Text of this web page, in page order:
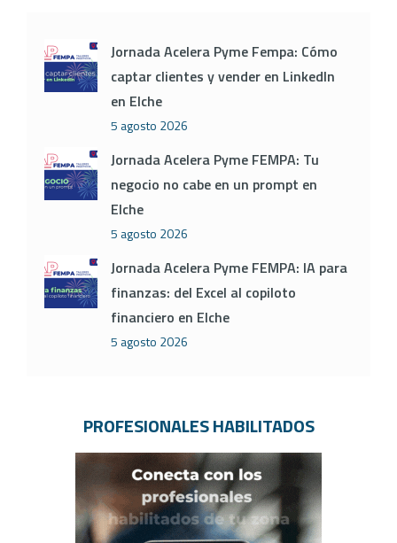
Jornada Acelera Pyme Fempa: Cómo
captar clientes y vender en LinkedIn
en Elche
5 agosto 2026
Jornada Acelera Pyme FEMPA: Tu
negocio no cabe en un prompt en
Elche
5 agosto 2026
Jornada Acelera Pyme FEMPA: IA para
finanzas: del Excel al copiloto
financiero en Elche
5 agosto 2026
PROFESIONALES HABILITADOS